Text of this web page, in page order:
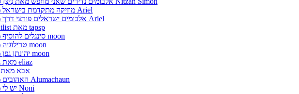
מוזיקה מתקדמת בישראל מאת Ariel
אלבומים ישראלים פורצי דרך מאת Ariel
Wantlist מאת tapsp
סינגלים להוסיף מאת moon
טרילוגיה מאת moon
יהונתן גפן מאת moon
eliaz מאת eliaz
אבא מאת
האהובים מאת Alumachaun
יש לי מאת Noni